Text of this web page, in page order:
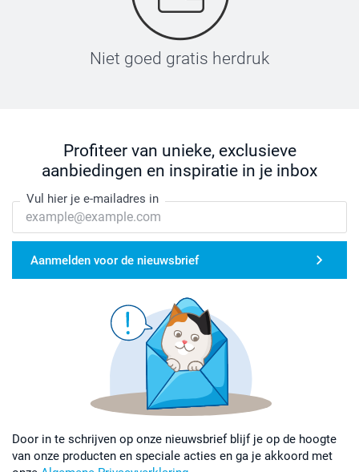
Niet goed gratis herdruk
Profiteer van unieke, exclusieve
aanbiedingen en inspiratie in je inbox
Vul hier je e-mailadres in
Aanmelden voor de nieuwsbrief
Door in te schrijven op onze nieuwsbrief blijf je op de hoogte
van onze producten en speciale acties en ga je akkoord met